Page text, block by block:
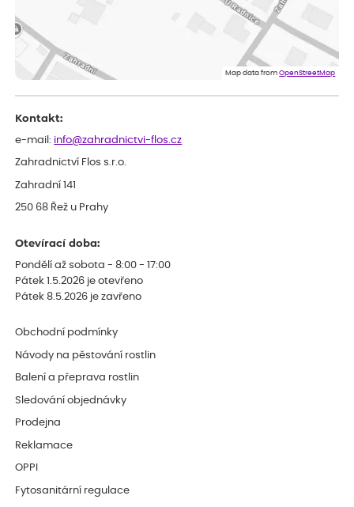
Dobrý den, byli jsme spokojeni
Eshop, objednání bylo v pořádku, žádný problém. Jen jsem byla
smutná z dodávky jedné kytky, která nebyla v nejlepší kondici a i
Map data fromOpenStreetMap
Kontakt:
e-mail: info@zahradnictvi-flos.cz
Zahradnictví Flos s.r.o.
Zahradní 141
250 68 Řež u Prahy
Otevírací doba:
Pondělí až sobota - 8:00 - 17:00
Pátek 1.5.2026 je otevřeno
Pátek 8.5.2026 je zavřeno
Obchodní podmínky
Návody na pěstování rostlin
Balení a přeprava rostlin
Sledování objednávky
Prodejna
Reklamace
OPPI
Fytosanitární regulace